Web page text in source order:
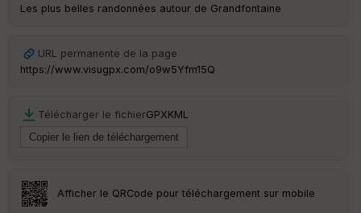
Les plus belles randonnées autour de Grandfontaine
URL permanente de la page
https://www.visugpx.com/o9w5Yfm15Q
Télécharger le fichierGPXKML
Afficher le QRCode pour téléchargement sur mobile